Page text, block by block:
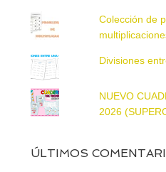
Colección de
Divisiones
NUEVO
2026
ÚLTIMOS